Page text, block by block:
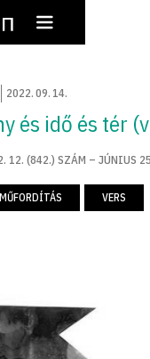
2022.09. 14.
és idő és tér
12. (842.) SZÁM – JÚNIUS
MŰFORDÍTÁS VERS